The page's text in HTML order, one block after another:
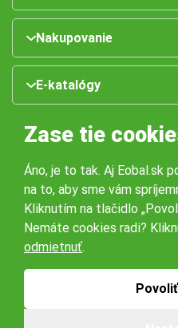
Nakupovanie
E-katalógy
Naše pobočky:
Obchodné podmienky
Zase tie
Áno, je to tak. Aj Eobal.sk
na to, aby sme vám
Kliknutím na tlačidlo
Nemáte cookies radi?
odmietnuť.